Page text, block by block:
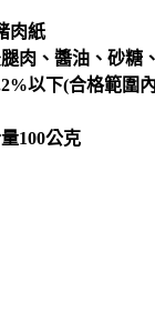
肉紙
肉、醬油、砂糖
以下(合格範圍
100公克